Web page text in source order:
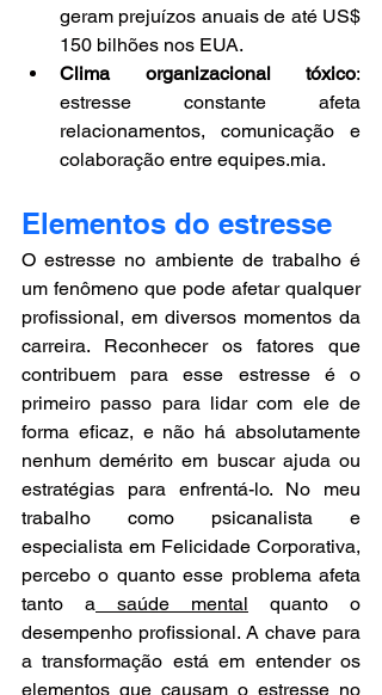
geram prejuízos anuais de até US$
150 bilhões nos EUA.
Clima organizacional tóxico:
estresse constante afeta
relacionamentos, comunicação e
colaboração entre equipes.mia.
Elementos do estresse
O estresse no ambiente de trabalho é
um fenômeno que pode afetar qualquer
profissional, em diversos momentos da
carreira. Reconhecer os fatores que
contribuem para esse estresse é o
primeiro passo para lidar com ele de
forma eficaz, e não há absolutamente
nenhum demérito em buscar ajuda ou
estratégias para enfrentá-lo. No meu
trabalho como psicanalista e
especialista em Felicidade Corporativa,
percebo o quanto esse problema afeta
tanto a saúde mental quanto o
desempenho profissional. A chave para
a transformação está em entender os
elementos que causam o estresse no